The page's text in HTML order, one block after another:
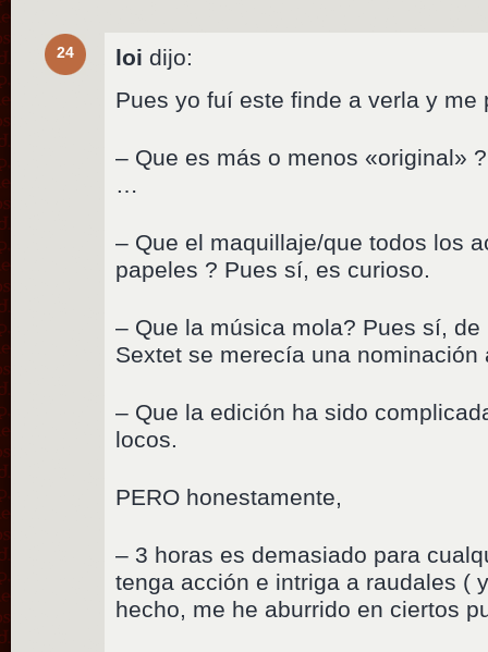
24 loi dijo:
Pues yo fuí este finde a verla y me
– Que es más o menos «original»
…
– Que el maquillaje/que todos los
papeles ? Pues sí, es curioso.
– Que la música mola? Pues sí,
Sextet se merecía una nominación
– Que la edición ha sido
locos.
PERO honestamente,
– 3 horas es demasiado para
tenga acción e intriga a raudales (
hecho, me he aburrido en ciertos